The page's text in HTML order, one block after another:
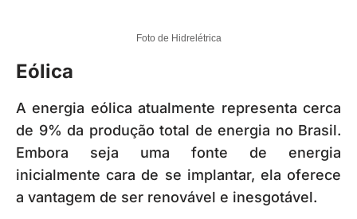
Foto de Hidrelétrica
Eólica
A energia eólica atualmente representa cerca
de 9% da produção total de energia no Brasil.
Embora seja uma fonte de energia
inicialmente cara de se implantar, ela oferece
a vantagem de ser renovável e inesgotável.